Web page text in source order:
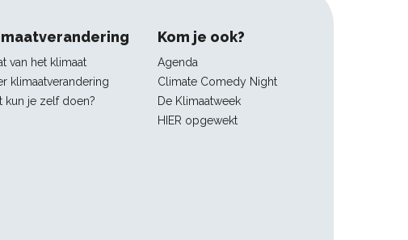
van het klimaat
klimaatverandering
kun je zelf doen?
Kom je ook?
Agenda
Climate Comedy Night
De Klimaatweek
HIER opgewekt